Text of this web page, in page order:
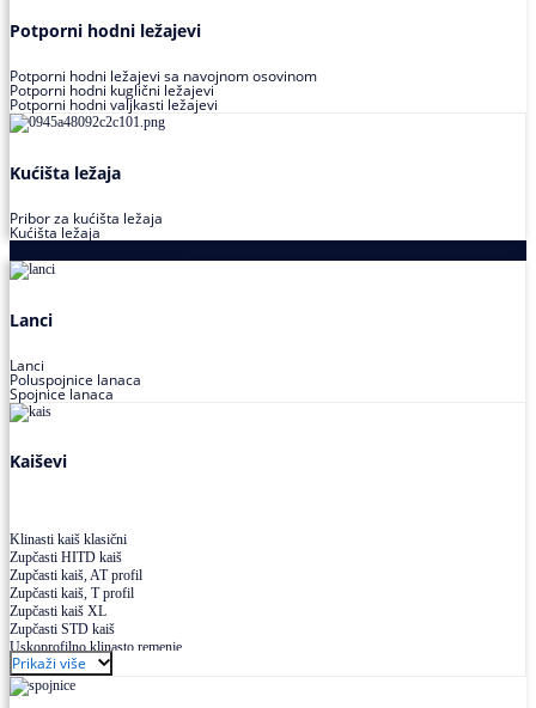
Potporni hodni ležajevi
Potporni hodni ležajevi sa navojnom osovinom
Potporni hodni kuglični ležajevi
Potporni hodni valjkasti ležajevi
Kućišta ležaja
Pribor za kućišta ležaja
Kućišta ležaja
Lanci
Lanci
Poluspojnice lanaca
Spojnice lanaca
Kaiševi
Klinasti kaiš klasični
Zupčasti HITD kaiš
Zupčasti kaiš, AT profil
Zupčasti kaiš, T profil
Zupčasti kaiš XL
Zupčasti STD kaiš
Uskoprofilno klinasto remenje
Uskoprofilno klinasto remenje spojeno
Uskoprofilno klinasto remenje XP extra power
Višekanalno remenje PJ,PK
Prikaži više